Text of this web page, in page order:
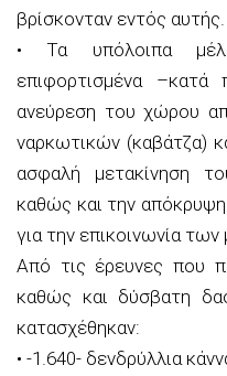
βρίσκονταν εντός αυτής.
• Τα υπόλοιπα
επιφορτισμένα
ανεύρεση του χώρου
ναρκωτικών (καβάτζα)
ασφαλή μετακίνηση
καθώς και την
για την επικοινωνία των
Από τις έρευνες που
καθώς και δύσβατη
κατασχέθηκαν:
• -1.640- δενδρύλλια